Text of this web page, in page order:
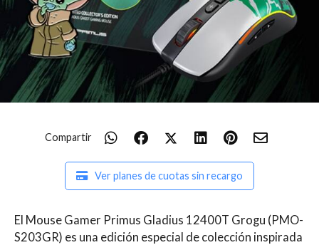
Compartir
Ver planes de cuotas sin recargo
El Mouse Gamer Primus Gladius 12400T Grogu (PMO-
S203GR) es una edición especial de colección inspirada